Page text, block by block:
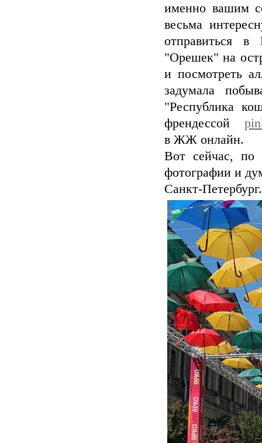
именно вашим
весьма
отправиться в
"Орешек" на
и посмотреть
задумала
"Республика
френдессой
в ЖЖ онлайн.
Вот сейчас, по
фотографии и
Санкт-Петербург.